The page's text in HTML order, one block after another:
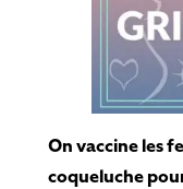
On vaccine les
coqueluche